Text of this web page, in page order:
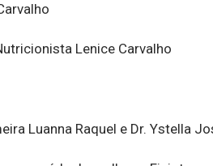
Lenice Carvalho
Luanna Raquel e Dr. Ystella